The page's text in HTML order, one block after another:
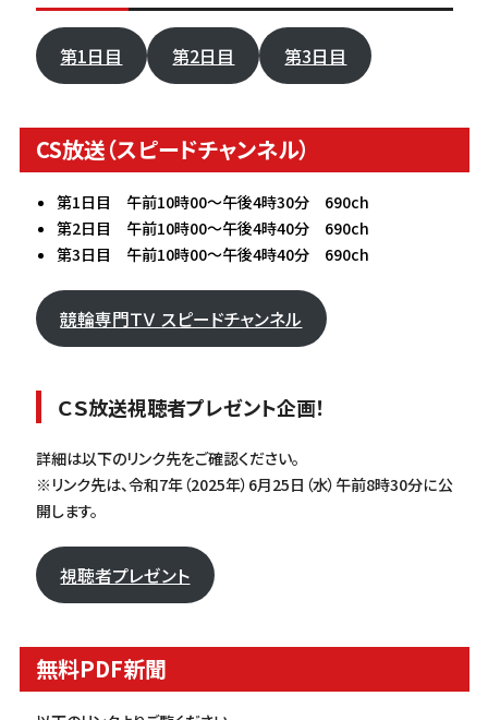
第1日目 第2日目 第3日目
CS放送（スピードチャンネル）
第1日目 午前10時00～午後4時30分 690ch
第2日目 午前10時00～午後4時40分 690ch
第3日目 午前10時00～午後4時40分 690ch
競輪専門ＴＶ スピードチャンネル
ＣＳ放送視聴者プレゼント企画！
詳細は以下のリンク先をご確認ください。
※リンク先は、令和7年（2025年）6月25日（水）午前8時30分に公
開します。
視聴者プレゼント
無料PDF新聞